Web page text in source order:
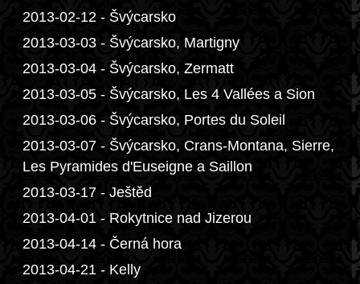
2013-02-12 - Švýcarsko
2013-03-03 - Švýcarsko, Martigny
2013-03-04 - Švýcarsko, Zermatt
2013-03-05 - Švýcarsko, Les 4 Vallées a Sion
2013-03-06 - Švýcarsko, Portes du Soleil
2013-03-07 - Švýcarsko, Crans-Montana, Sierre,
Les Pyramides d'Euseigne a Saillon
2013-03-17 - Ještěd
2013-04-01 - Rokytnice nad Jizerou
2013-04-14 - Černá hora
2013-04-21 - Kelly